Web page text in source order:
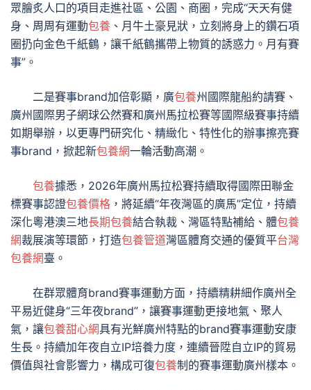
眾膾炙人口的項目走進社區、公園、商圈，完成“天天有健
身、周周有運動包養 、月牛土豪見狀，立刻將身上的鑽石項
圈扔向金色千紙鶴，讓千紙鶴攜帶上物質的誘惑力。月有賽
事”。
二是賽事brand加倍彰顯，廣包養州國際龍船約請賽、
廣州國際男子網球公然賽和廣州馬拉松賽等國際級賽事持續
如期舉辦，以更專門研究化、精緻化、特性化的辦事擦亮賽
事brand，掀起新包養網一輪活動高潮。
包養據悉，2026年廣州馬拉松賽持續取得國際田聯金
標賽事認證包養價格 ，將延續“年夜灣區的廣馬”定位，持續
深化粵港澳三地長期包養結合執裁、灣區特點補給、體包養
網裁展演等環節，打造包養管道灣區體育交通的優質平台灣
包養網臺。
在群眾體育brand賽事運動方面，持續精耕細作廣州全
平易近健身“三年夜brand”，讓賽事運動更接地氣、聚人
氣，讓包養甜心網具有光鮮廣州特點的brand賽事運動安康
生長。持續加年夜自立IP培養力度，連續晉陞自立IP的貿易
價值與社會影響力，構成可復包養制的賽事運動廣州樣本。